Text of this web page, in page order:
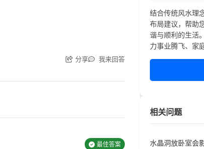
分享 我来回答
最佳答案
结合传统风水理
布局建议，帮助
谐与顺利的生活
力事业腾飞、家
相关问题
水晶洞放卧室会